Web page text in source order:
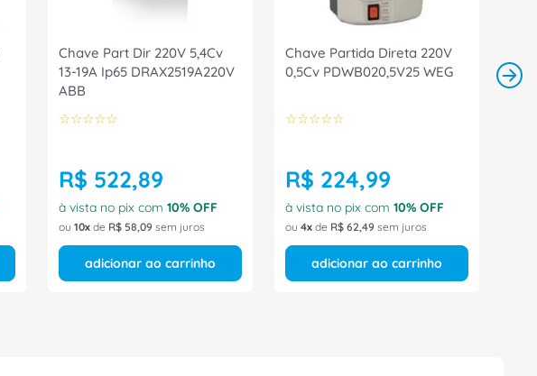
Chave Part Dir 220V 5,4Cv
13-19A Ip65 DRAX2519A220V
ABB
☆☆☆☆☆
R$ 522,89
à vista no pix com 10% OFF
ou 10 de R$ 58,09 sem juros
adicionar ao carrinho
Chave Partida Direta 220V
0,5Cv PDWB020,5V25 WEG
☆☆☆☆☆
R$ 224,99
à vista no pix com 10% OFF
ou 4 de R$ 62,49 sem juros
adicionar ao carrinho